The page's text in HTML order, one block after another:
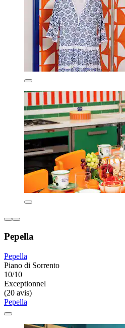
Pepella
Pepella
Piano di Sorrento
10/10
Exceptionnel
(20 avis)
Pepella